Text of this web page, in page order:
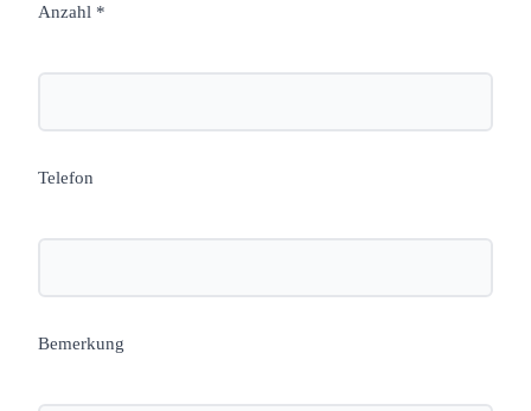
Anzahl *
Telefon
Bemerkung